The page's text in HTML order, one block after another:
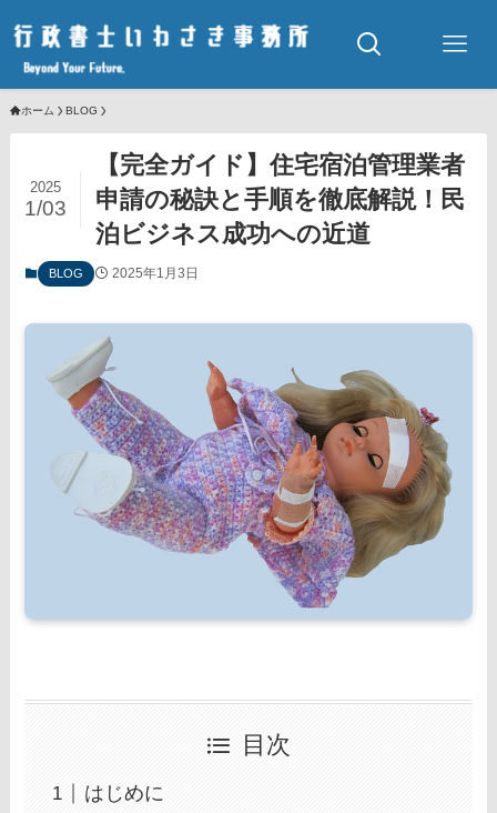
ホーム BLOG
【完全ガイド】住宅宿泊管理業者
申請の秘訣と手順を徹底解説！民
泊ビジネス成功への近道
2025
1/03
BLOG 2025年1月3日
目次
はじめに